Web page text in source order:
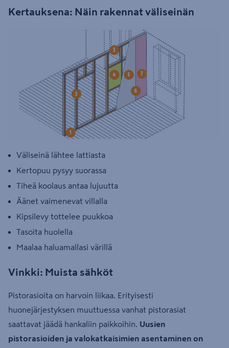
Kertauksena: Näin rakennat väliseinän
Väliseinä lähtee lattiasta
Kertopuu pysyy suorassa
Tiheä koolaus antaa lujuutta
Äänet vaimenevat villalla
Kipsilevy tottelee puukkoa
Tasoita huolella
Maalaa haluamallasi värillä
Vinkki: Muista sähköt
Pistorasioita on harvoin liikaa. Erityisesti
huonejärjestyksen muuttuessa vanhat pistorasiat
saattavat jäädä hankaliin paikkoihin. Uusien
pistorasioiden ja valokatkaisimien asentaminen on